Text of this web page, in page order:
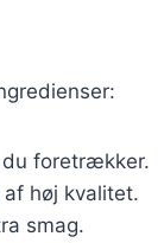
foretrækker.
høj kvalitet.
smag.